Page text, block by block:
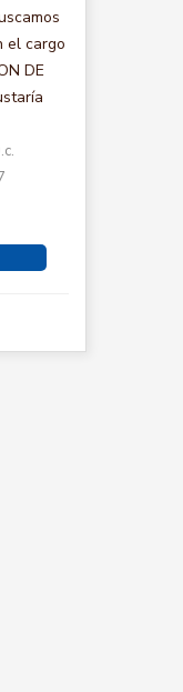
el cargo
DE